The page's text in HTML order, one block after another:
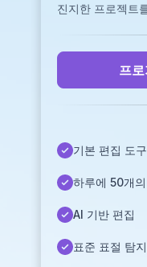
진지한 프로젝트
프
기본 편집 도구
하루에 50개
AI 기반 편집
표준 표절 탐지